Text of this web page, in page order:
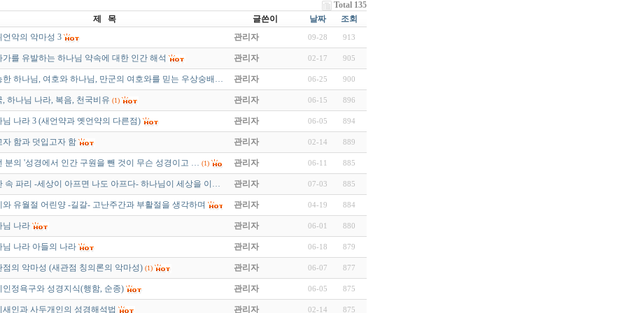
Total 135
제 목
글쓴이 날짜
조회
언악의 악마성 3
관리자 09-28 913
가를 유발하는 하나님 약속에 대한 인간 해석 관리자 02-17 905
한 하나님, 여호와 하나님, 만군의 여호와를 믿는 우상숭배… 관리자 06-25 900
, 하나님 나라, 복음, 천국비유 (1) 관리자 06-15 896
님 나라 3 (새언약과 옛언약의 다른점) 관리자 06-05 894
자 함과 덧입고자 함 관리자 02-14 889
분의 '성경에서 인간 구원을 뺀 것이 무슨 성경이고 … (1) 관리자 06-11 885
속 파리 -세상이 아프면 나도 아프다- 하나님이 세상을 이… 관리자 07-03 885
와 유월절 어린양 -길갈- 고난주간과 부활절을 생각하며 관리자 04-19 884
님 나라 관리자 06-01 880
님 나라 아들의 나라 관리자 06-18 879
점의 악마성 (새관점 칭의론의 악마성) (1) 관리자 06-07 877
인정욕구와 성경지식(행함, 순종) 관리자 06-05 875
새인과 사두개인의 성경해석법 관리자 02-14 875